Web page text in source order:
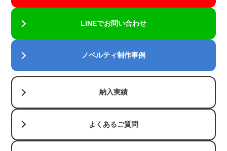
LINEでお問い合わせ
ノベルティ制作事例
納入実績
よくあるご質問